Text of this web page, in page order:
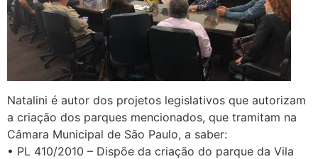
Natalini é autor dos projetos legislativos que autorizam
a criação dos parques mencionados, que tramitam na
Câmara Municipal de São Paulo, a saber:
• PL 410/2010 – Dispõe da criação do parque da Vila